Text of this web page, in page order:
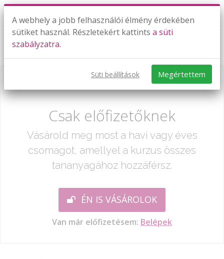
Elektromos teljesítmény
Már csak egy lépés:
Csak előfizetőknek
Vásárold meg most a havi vagy éves
csomagot, amellyel a kurzus összes
tananyagához hozzáférsz.
ÉN IS VÁSÁROLOK
Van már előfizetésem: Belépek
A webhely a jobb felhasználói élmény érdekében
sütiket használ. Részletekért kattints a süti
szabályzatra.
Süti beállítások Megértettem